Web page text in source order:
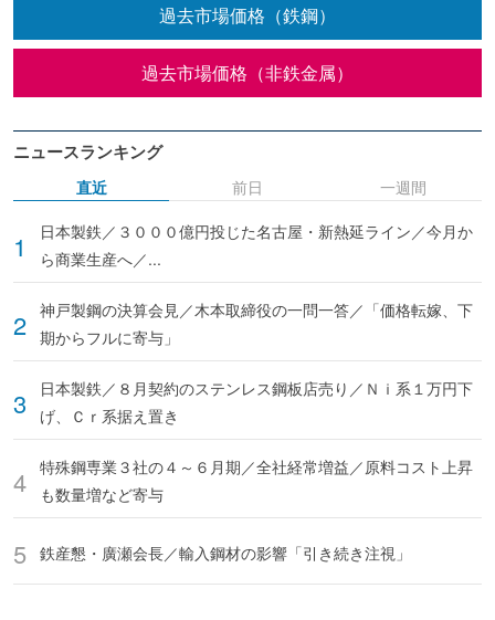
過去市場価格（鉄鋼）
過去市場価格（非鉄金属）
ニュースランキング
直近
日本製鉄／３０００億円投じた名古屋・新熱延ライン／今月か
ら商業生産へ／...
神戸製鋼の決算会見／木本取締役の一問一答／「価格転嫁、下
期からフルに寄与」
日本製鉄／８月契約のステンレス鋼板店売り／Ｎｉ系１万円下
げ、Ｃｒ系据え置き
特殊鋼専業３社の４～６月期／全社経常増益／原料コスト上昇
も数量増など寄与
鉄産懇・廣瀬会長／輸入鋼材の影響「引き続き注視」
前日 一週間